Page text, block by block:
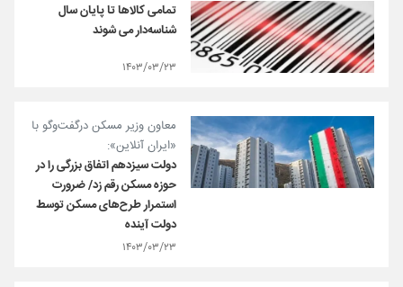
تمامی کالاها تا پایان سال
شناسه‌دار می شوند
۱۴۰۳/۰۳/۲۳
معاون وزیر مسکن درگفت‌وگو با
«ایران آنلاین»:
دولت سیزدهم اتفاق بزرگی را در
حوزه مسکن رقم زد/ ضرورت
استمرار طرح‌های مسکن توسط
دولت آینده
۱۴۰۳/۰۳/۲۳